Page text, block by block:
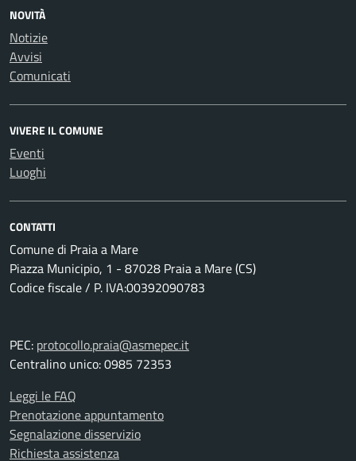
NOVITÀ
Notizie
Avvisi
Comunicati
VIVERE IL COMUNE
Eventi
Luoghi
CONTATTI
Comune di Praia a Mare
Piazza Municipio, 1 - 87028 Praia a Mare (CS)
Codice fiscale / P. IVA:00392090783
PEC: protocollo.praia@asmepec.it
Centralino unico: 0985 72353
Leggi le FAQ
Prenotazione appuntamento
Segnalazione disservizio
Richiesta assistenza